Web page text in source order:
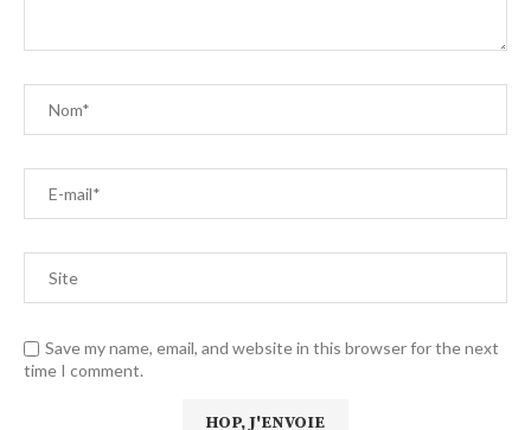
Save my name, email, and website in this browser for the next
time I comment.